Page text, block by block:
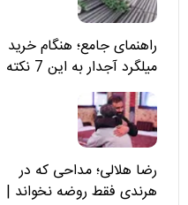
راهنمای جامع؛ هنگام خرید
میلگرد آجدار به این 7 نکته
توجه کنید
رضا هلالی؛ مداحی که در
هرندی فقط روضه نخواند |